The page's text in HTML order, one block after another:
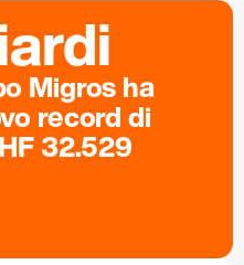
Migros ha
record di
32.529